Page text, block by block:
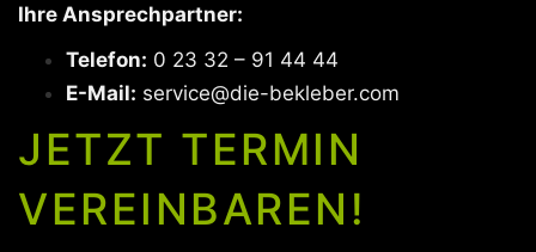
Ihre Ansprechpartner:
Telefon: 0 23 32 – 91 44 44
E-Mail: service@die-bekleber.com
JETZT TERMIN
VEREINBAREN!